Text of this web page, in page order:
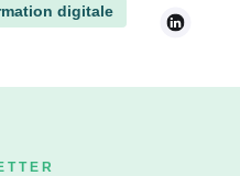
digitale